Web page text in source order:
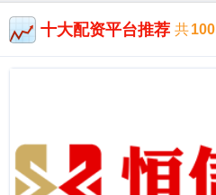
十大配资平台推荐 共100